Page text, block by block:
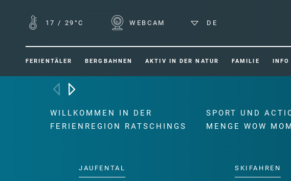
17 / 29°C WEBCAM DE
FERIENTÄLER BERGBAHNEN AKTIV IN DER NATUR FAMILIE INFO
WILLKOMMEN IN DER
FERIENREGION RATSCHINGS
JAUFENTAL
SPORT UND
MENGE WOW
SKIFAHREN